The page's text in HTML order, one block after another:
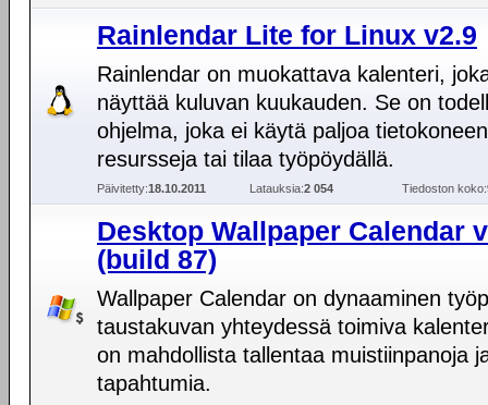
Rainlendar Lite for Linux v2.9
Rainlendar on muokattava kalenteri,
näyttää kuluvan kuukauden. Se on
ohjelma, joka ei käytä paljoa tietokoneen
resursseja tai tilaa työpöydällä.
Päivitetty:18.10.2011 Latauksia:2 054 Tiedoston koko:
Desktop Wallpaper Calendar
(build 87)
Wallpaper Calendar on dynaaminen
taustakuvan yhteydessä toimiva
on mahdollista tallentaa muistiinpanoja
tapahtumia.